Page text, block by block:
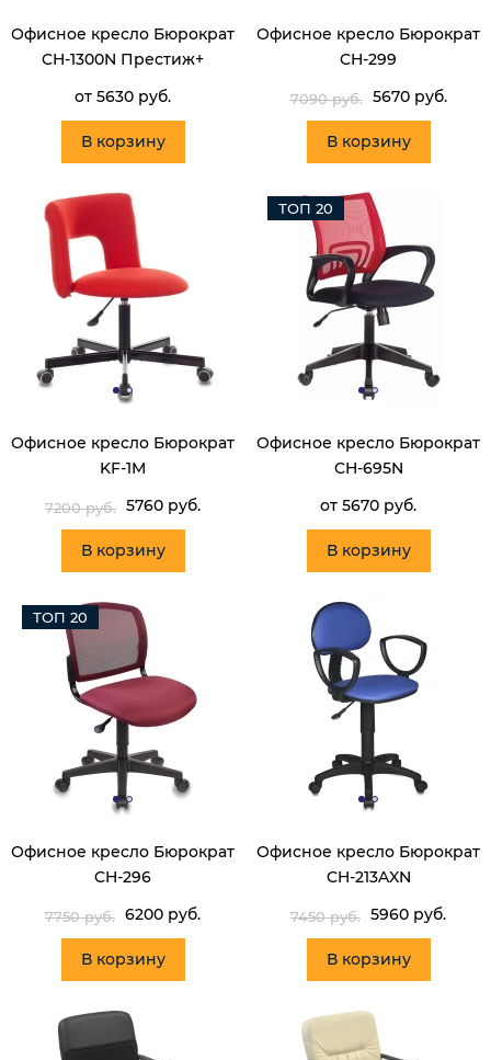
Офисное кресло Бюрократ
CH-1300N Престиж+
от 5630 руб.
В корзину
Офисное кресло Бюрократ
CH-299
7090 руб. 5670 руб.
В корзину
Офисное кресло Бюрократ
KF-1M
7200 руб. 5760 руб.
В корзину
ТОП 20
Офисное кресло Бюрократ
CH-695N
от 5670 руб.
В корзину
ТОП 20
Офисное кресло Бюрократ
CH-296
7750 руб. 6200 руб.
В корзину
Офисное кресло Бюрократ
CH-213AXN
7450 руб. 5960 руб.
В корзину